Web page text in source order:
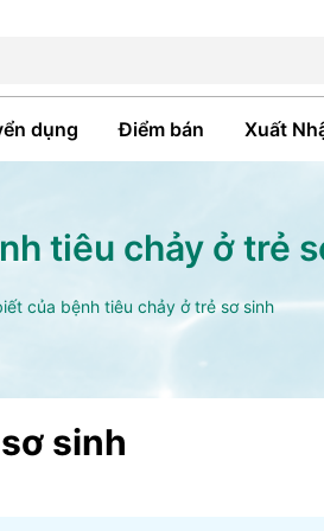
dụng Điểm bán Xuất
tiêu chảy ở trẻ
của bệnh tiêu chảy ở trẻ sơ sinh
sinh